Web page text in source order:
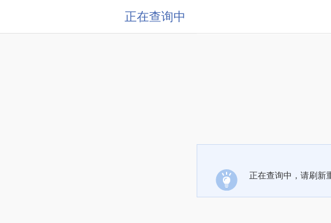
正在查询中
正在查询中，请刷新